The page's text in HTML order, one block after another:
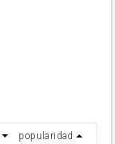
popularidad